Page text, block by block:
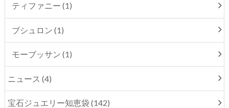
ティファニー (1)
ブシュロン (1)
モーブッサン (1)
ニュース (4)
宝石ジュエリー知恵袋 (142)